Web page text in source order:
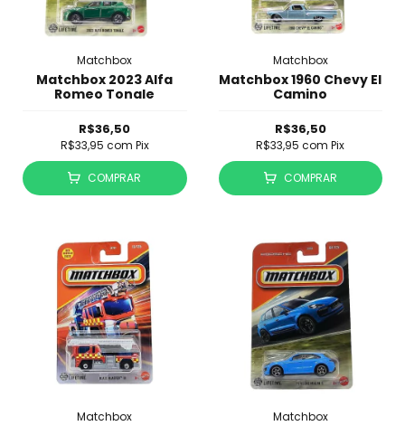
Matchbox
Matchbox 2023 Alfa
Romeo Tonale
R$36,50
R$33,95 com Pix
COMPRAR
Matchbox
Matchbox 1960 Chevy El
Camino
R$36,50
R$33,95com Pix
COMPRAR
Matchbox Matchbox